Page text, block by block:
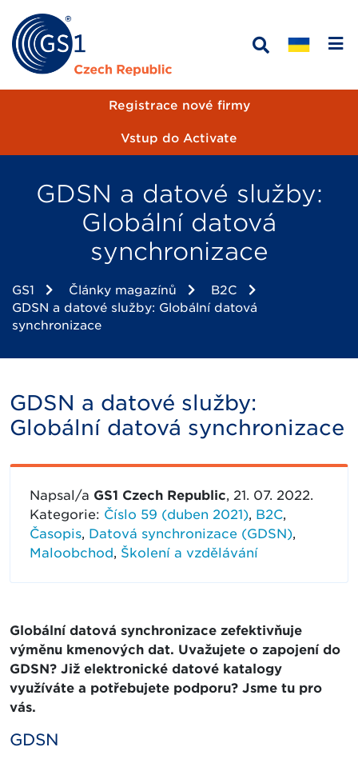
Registrace nové firmy
Vstup do Activate
GDSN a datové služby:
Globální datová
synchronizace
GS1 Články magazínů
B2C
GDSN a datové služby: Globální datová
synchronizace
GDSN a datové služby:
Globální datová synchronizace
Napsal/a GS1 Czech Republic, 21. 07. 2022.
Kategorie: Číslo 59 (duben 2021), B2C,
Časopis, Datová synchronizace (GDSN),
Maloobchod, Školení a vzdělávání
Globální datová synchronizace zefektivňuje
výměnu kmenových dat. Uvažujete o zapojení do
GDSN? Již elektronické datové katalogy
využíváte a potřebujete podporu? Jsme tu pro
vás.
GDSN